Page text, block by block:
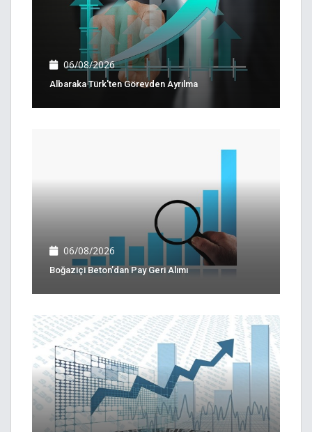
06/08/2026
Albaraka Türk'ten Görevden Ayrılma
06/08/2026
Boğaziçi Beton’dan Pay Geri Alımı